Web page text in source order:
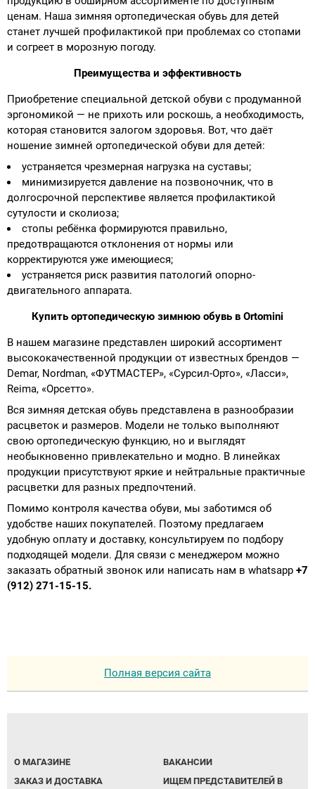
ценам. Наша зимняя ортопедическая обувь для детей
станет лучшей профилактикой при проблемах со стопами
и согреет в морозную погоду.
Преимущества и эффективность
Приобретение специальной детской обуви с продуманной
эргономикой — не прихоть или роскошь, а необходимость,
которая становится залогом здоровья. Вот, что даёт
ношение зимней ортопедической обуви для детей:
устраняется чрезмерная нагрузка на суставы;
минимизируется давление на позвоночник, что в
долгосрочной перспективе является профилактикой
сутулости и сколиоза;
стопы ребёнка формируются правильно,
предотвращаются отклонения от нормы или
корректируются уже имеющиеся;
устраняется риск развития патологий опорно-
двигательного аппарата.
Купить ортопедическую зимнюю обувь в Ortomini
В нашем магазине представлен широкий ассортимент
высококачественной продукции от известных брендов —
Demar, Nordman, «ФУТМАСТЕР», «Сурсил-Орто», «Ласси»,
Reima, «Орсетто».
Вся зимняя детская обувь представлена в разнообразии
расцветок и размеров. Модели не только выполняют
свою ортопедическую функцию, но и выглядят
необыкновенно привлекательно и модно. В линейках
продукции присутствуют яркие и нейтральные практичные
расцветки для разных предпочтений.
Помимо контроля качества обуви, мы заботимся об
удобстве наших покупателей. Поэтому предлагаем
удобную оплату и доставку, консультируем по подбору
подходящей модели. Для связи с менеджером можно
заказать обратный звонок или написать нам в whatsapp +7
(912) 271-15-15.
Полная версия сайта
О МАГАЗИНЕ
ЗАКАЗ И ДОСТАВКА
ВАКАНСИИ
ИЩЕМ ПРЕДСТАВИТЕЛЕЙ В